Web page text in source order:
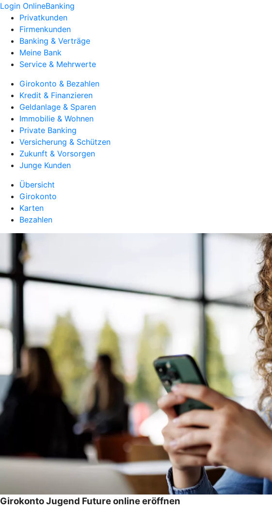
Login OnlineBanking
Privatkunden
Firmenkunden
Banking & Verträge
Meine Bank
Service & Mehrwerte
Girokonto & Bezahlen
Kredit & Finanzieren
Geldanlage & Sparen
Immobilie & Wohnen
Private Banking
Versicherung & Schützen
Zukunft & Vorsorgen
Junge Kunden
Übersicht
Girokonto
Karten
Bezahlen
Girokonto Jugend Future online eröffnen